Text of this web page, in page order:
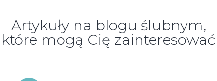
Artykuły na blogu ślubnym,
które mogą Cię zainteresować